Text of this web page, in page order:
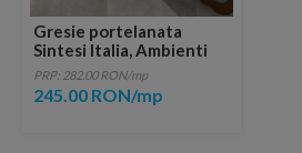
Gresie portelanata
Sintesi Italia, Ambienti
Greige Rectificata
80,2x80,2 cm
PRP: 282.00 RON/mp
245.00 RON/mp